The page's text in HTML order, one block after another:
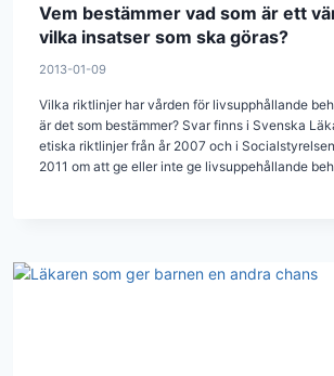
Vem bestämmer vad som är ett
vilka insatser som ska göras?
2013-01-09
Vilka riktlinjer har vården för livsupphållande
är det som bestämmer? Svar finns i Svenska
etiska riktlinjer från år 2007 och i
2011 om att ge eller inte ge livs­uppehållande